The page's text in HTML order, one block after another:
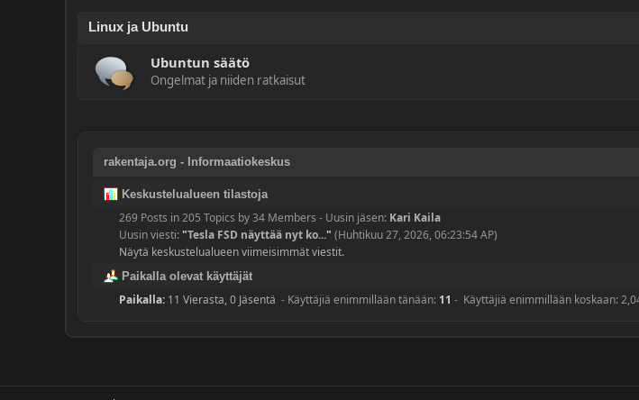
Linux ja Ubuntu
Ubuntun säätö
Ongelmat ja niiden ratkaisut
rakentaja.org - Informaatiokeskus
Keskustelualueen tilastoja
269 Posts in 205 Topics by 34 Members - Uusin jäsen: Kari Kaila
Uusin viesti:"Tesla FSD näyttää nyt ko..." (Huhtikuu 27, 2026, 06:23:54 AP)
Näytä keskustelualueen viimeisimmät viestit.
Paikalla olevat käyttäjät
Paikalla: 11 Vierasta, 0 Jäsentä - Käyttäjiä enimmillään tänään: 11 - Käyttäjiä enimmillään koskaan: